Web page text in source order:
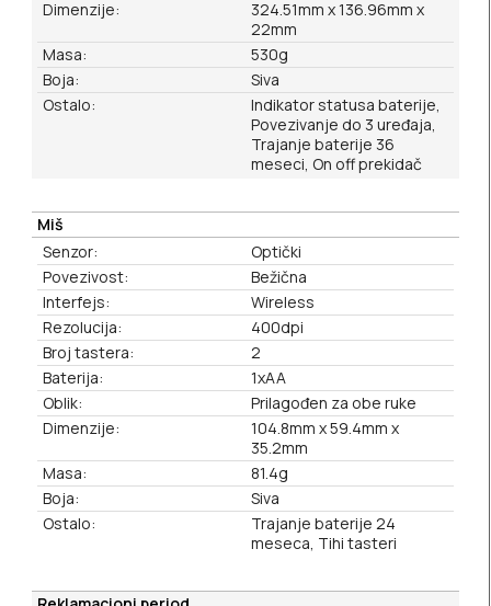
Dimenzije:
324.51mm x 136.96mm x
22mm
Masa:
530g
Boja:
Siva
Ostalo:
Indikator statusa baterije,
Povezivanje do 3 uređaja,
Trajanje baterije 36
meseci, On off prekidač
Miš
Senzor:
Optički
Povezivost:
Bežična
Interfejs:
Wireless
Rezolucija:
400dpi
Broj tastera:
2
Baterija:
1xAA
Oblik:
Prilagođen za obe ruke
Dimenzije:
104.8mm x 59.4mm x
35.2mm
Masa:
81.4g
Boja:
Siva
Ostalo:
Trajanje baterije 24
meseca, Tihi tasteri